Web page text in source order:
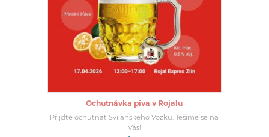
Ochutnávka piva v Rojalu
Přijďte ochutnat Svijanského Vozku. Těšíme se na
Vás!